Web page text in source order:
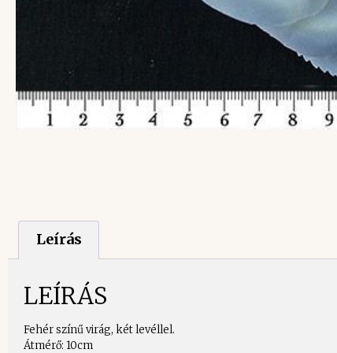
Leírás
LEÍRÁS
Fehér színű virág, két levéllel.
Átmérő: 10cm